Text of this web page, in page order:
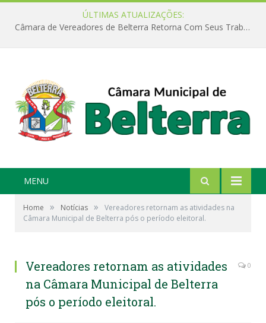
ÚLTIMAS ATUALIZAÇÕES:
Câmara de Vereadores de Belterra Retorna Com Seus Trabalhos Legislativos
MENU
Home » Notícias »
Vereadores retornam as atividades na
Câmara Municipal de Belterra pós o período eleitoral.
Vereadores retornam as atividades
na Câmara Municipal de Belterra
pós o período eleitoral.
0